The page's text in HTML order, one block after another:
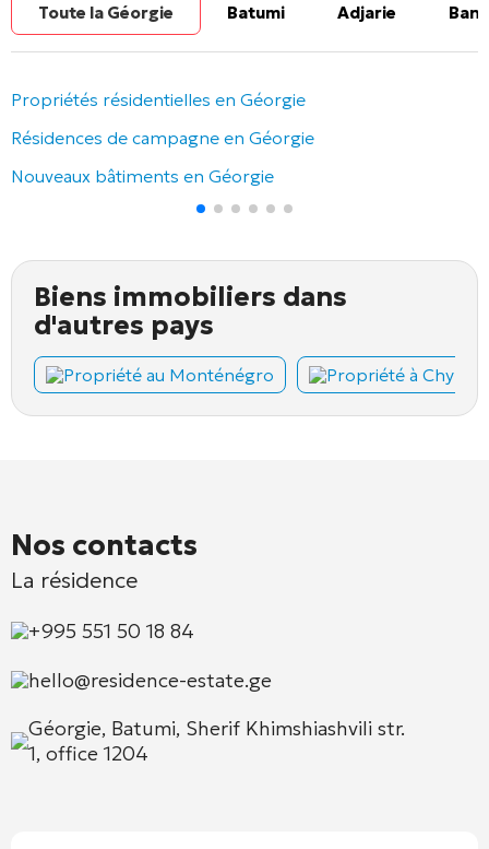
Toute la Géorgie Batumi Adjarie
Propriétés résidentielles en Géorgie
Résidences de campagne en Géorgie
Nouveaux bâtiments en Géorgie
Biens immobiliers dans
d'autres pays
Propriété au Monténégro Propriété à Chypre
Nos contacts
La résidence
+995 551 50 18 84
hello@residence-estate.ge
Géorgie, Batumi, Sherif Khimshiashvili str.
1, office 1204